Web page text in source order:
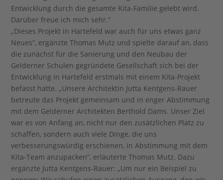
Entwicklung durch die gesamte Kita-Familie gelebt wird.
Darüber freue ich mich sehr.“
„Dieses Projekt in Hartefeld war auch für uns etwas ganz
Neues“, ergänzte Thomas Mutz und spielte darauf an, dass
die zunächst für die Sanierung und den Neubau der
Gelderner Schulen gegründete Gesellschaft sich bei der
Entwicklung in Hartefeld erstmals mit einem Kita-Projekt
befasst hatte. „Unsere Architektin Jutta Kentgens-Rauer
betreute das Projekt gemeinsam und in enger Abstimmung
mit dem Gelderner Architekten Berthold Dams. Unser Ziel
war es von Anfang an, nicht nur den zusätzlichen Platz zu
schaffen, sondern auch viele Dinge, die uns
verbesserungswürdig erschienen, in Abstimmung mit dem
Kita-Team anzupacken“, erläuterte Thomas Mutz. Dazu
ergänzte Jutta Kentgens-Rauer: „Um nur ein Beispiel zu